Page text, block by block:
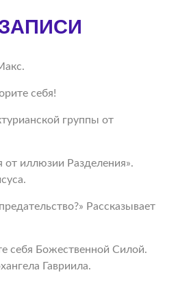
себя!
группы от
от иллюзии Разделения».
Рассказывает
себя Божественной Силой.
Гавриила.